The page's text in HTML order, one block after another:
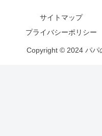
サイトマップ
プライバシーポリシー
Copyright © 2024 パパ